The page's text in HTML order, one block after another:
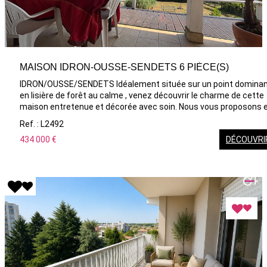
MAISON IDRON-OUSSE-SENDETS 6 PIÈCE(S)
IDRON/OUSSE/SENDETS Idéalement située sur un point
en lisière de forêt au calme , venez découvrir le charme de cette
maison entretenue et décorée avec soin. Nous vous proposons
récente, 1 chambre ainsi que la salle de bains et 1 wc. A l'étage
vous trouverez 3 chambres, 1 bureau et 1 WC LE PLUS : SOUS-
COMPLET AVEC GARAGE ET BUANDERIE ON AIME sa terrasse
Ref. : L2492
434 000 €